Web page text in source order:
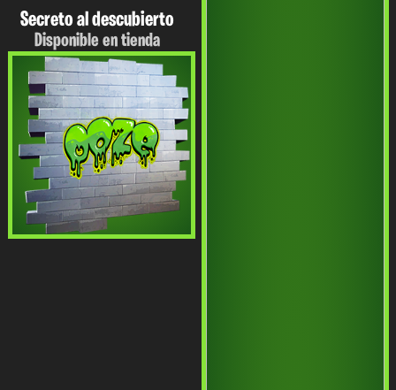
Secreto al descubierto
Disponible en tienda